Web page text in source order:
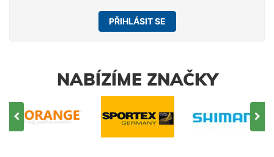
PŘIHLÁSIT SE
NABÍZÍME ZNAČKY